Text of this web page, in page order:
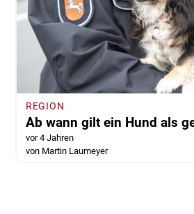
REGION
Ab wann gilt ein Hund als
vor 4 Jahren
von Martin Laumeyer